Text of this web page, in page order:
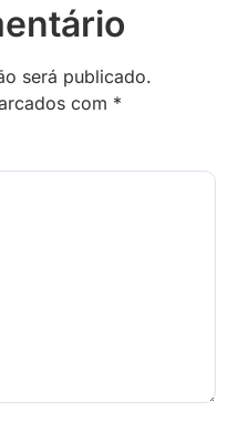
será publicado.
com *